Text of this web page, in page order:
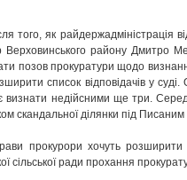
того, як райдержадміністрація
району Дмитро
позов прокуратури щодо
список відповідачів у суді.
визнати недійсними ще три.
скандальної ділянки під
прокурори хочуть розширити
сільської ради прохання